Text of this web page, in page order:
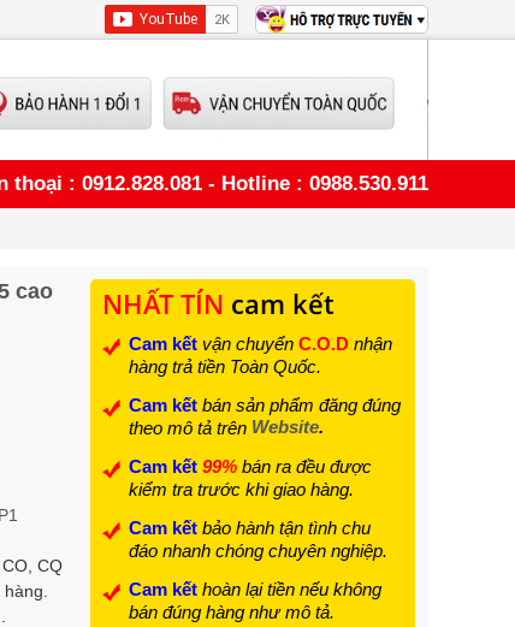
thoại : 0912.828.081 - Hotline : 0988.530.911
cao
CQ
NHẤT TÍN cam kết
Cam kết vận chuyển C.O.D nhận
hàng trả tiền Toàn Quốc.
Cam kết bán sản phẩm đăng đúng
theo mô tả trên Website.
Cam kết 99% bán ra đều được
kiểm tra trước khi giao hàng.
Cam kết bảo hành tận tình chu
đáo nhanh chóng chuyên nghiệp.
Cam kết hoàn lại tiền nếu không
bán đúng hàng như mô tả.